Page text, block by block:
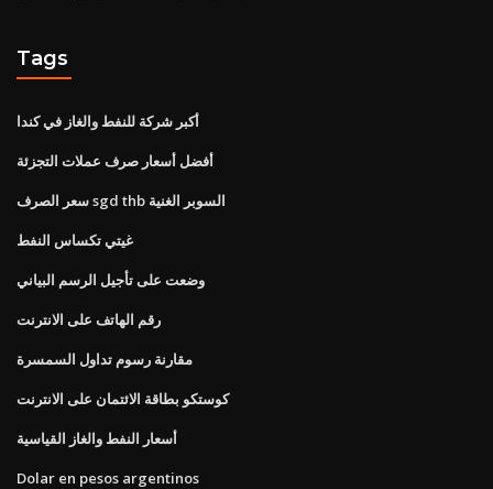
Tags
أكبر شركة للنفط والغاز في كندا
أفضل أسعار صرف عملات التجزئة
سعر الصرف sgd thb السوبر الغنية
غيتي تكساس النفط
وضعت على تأجيل الرسم البياني
رقم الهاتف على الانترنت
مقارنة رسوم تداول السمسرة
كوستكو بطاقة الائتمان على الانترنت
أسعار النفط والغاز القياسية
Dolar en pesos argentinos